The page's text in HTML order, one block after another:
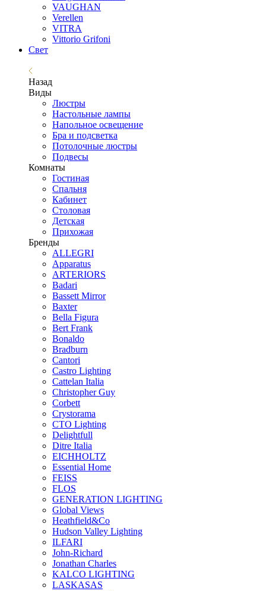
VAUGHAN
Verellen
VITRA
Vittorio Grifoni
Свет
Назад
Виды
Люстры
Настольные лампы
Напольное освещение
Бра и подсветка
Потолочные люстры
Подвесы
Комнаты
Гостиная
Спальня
Кабинет
Столовая
Детская
Прихожая
Бренды
ALLEGRI
Apparatus
ARTERIORS
Badari
Bassett Mirror
Baxter
Bella Figura
Bert Frank
Bonaldo
Bradburn
Cantori
Castro Lighting
Cattelan Italia
Christopher Guy
Corbett
Crystorama
CTO Lighting
Delightfull
Ditre Italia
EICHHOLTZ
Essential Home
FEISS
FLOS
GENERATION LIGHTING
Global Views
Heathfield&Co
Hudson Valley Lighting
ILFARI
John-Richard
Jonathan Charles
KALCO LIGHTING
LASKASAS